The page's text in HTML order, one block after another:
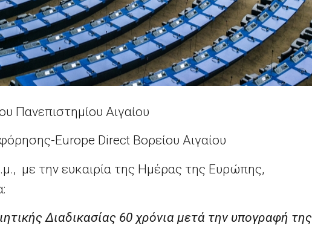
Πανεπιστημίου Αιγαίου
Europe Direct Βορείου Αιγαίου
με την ευκαιρία της Ημέρας της Ευρώπης,
Διαδικασίας 60 χρόνια μετά την υπογραφή της